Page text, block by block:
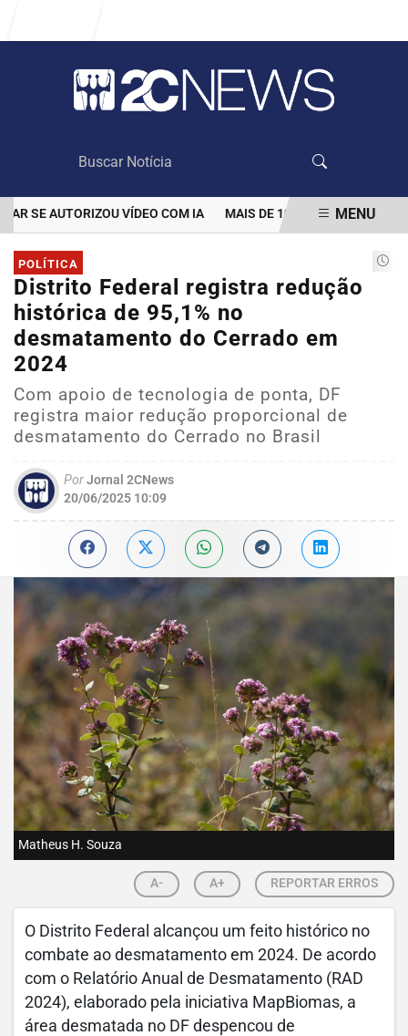
AUTORIZOU VÍDEO COM IA MAIS DE 100 MIL CLIENTES AINDA
EM ALTA
MENU
POLÍTICA
Distrito Federal registra redução
histórica de 95,1% no
desmatamento do Cerrado em
2024
Com apoio de tecnologia de ponta, DF
registra maior redução proporcional de
desmatamento do Cerrado no Brasil
PorJornal 2CNews
20/06/2025 10:09
Matheus H. Souza
A- A+ REPORTAR ERROS
O Distrito Federal alcançou um feito histórico no
combate ao desmatamento em 2024. De acordo
com o Relatório Anual de Desmatamento (RAD
2024), elaborado pela iniciativa MapBiomas, a
área desmatada no DF despencou de